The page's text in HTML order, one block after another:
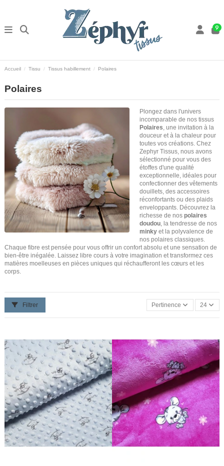
9
Accueil Tissu Tissus habillement Polaires
Polaires
Plongez dans l'univers
incomparable de nos tissus
Polaires , une invitation à la
douceur et à la chaleur pour
toutes vos créations. Chez
Zephyr Tissus, nous avons
sélectionné pour vous des
étoffes d'une qualité
exceptionnelle, idéales pour
confectionner des vêtements
douillets, des accessoires
réconfortants ou des plaids
enveloppants. Découvrez la
richesse de nos polaires
doudou , la tendresse de nos
minky et la polyvalence de
nos polaires classiques.
Chaque fibre est pensée pour vous offrir un confort absolu et une sensation de
bien-être inégalée. Laissez libre cours à votre imagination et transformez ces
matières moelleuses en pièces uniques qui réchaufferont les cœurs et les
corps.
Filtrer Pertinence 24